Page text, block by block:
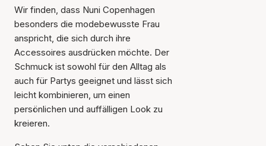
Wir finden, dass Nuni Copenhagen
besonders die modebewusste Frau
anspricht, die sich durch ihre
Accessoires ausdrücken möchte. Der
Schmuck ist sowohl für den Alltag als
auch für Partys geeignet und lässt sich
leicht kombinieren, um einen
persönlichen und auffälligen Look zu
kreieren.